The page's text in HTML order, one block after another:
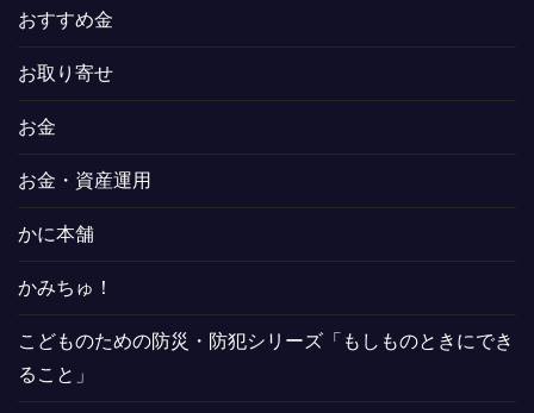
おすすめ金
お取り寄せ
お金
お金・資産運用
かに本舗
かみちゅ！
こどものための防災・防犯シリーズ「もしものときにでき
ること」